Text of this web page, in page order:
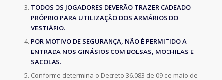
TODOS OS JOGADORES DEVERÃO TRAZER CADEADO
PRÓPRIO PARA UTILIZAÇÃO DOS ARMÁRIOS DO
VESTIÁRIO.
POR MOTIVO DE SEGURANÇA, NÃO É PERMITIDO A
ENTRADA NOS GINÁSIOS COM BOLSAS, MOCHILAS E
SACOLAS.
Conforme determina o Decreto 36.083 de 09 de maio de